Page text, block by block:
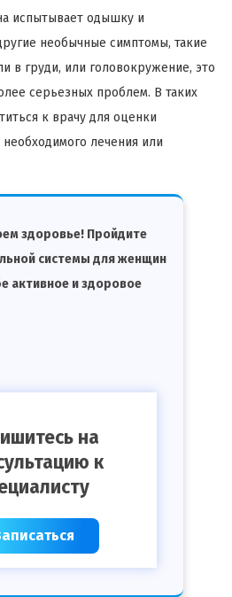
испытывает одышку и
необычные симптомы, такие
в груди, или головокружение, это
серьезных проблем. В таких
к врачу для оценки
лечения или
здоровье! Пройдите
системы для женщин
активное и здоровое
на
к